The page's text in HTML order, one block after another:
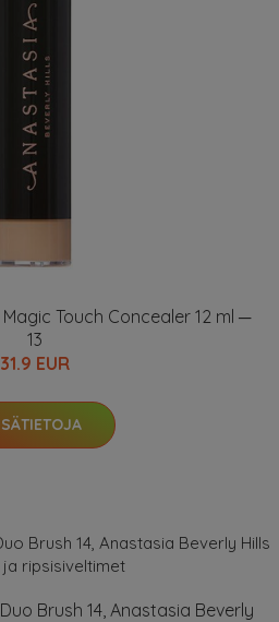
Touch Concealer 12 ml ─
13
31.9 EUR
Brush 14, Anastasia Beverly